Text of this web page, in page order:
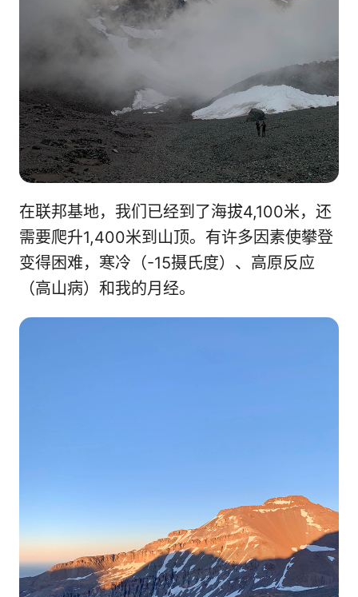
在联邦基地，我们已经到了海拔4,100米，还
需要爬升1,400米到山顶。有许多因素使攀登
变得困难，寒冷（-15摄氏度）、高原反应
（高山病）和我的月经。